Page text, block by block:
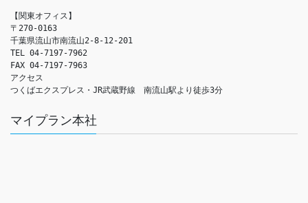
【関東オフィス】
〒270-0163
千葉県流山市南流山2-8-12-201
TEL 04-7197-7962
FAX 04-7197-7963
アクセス
つくばエクスプレス・JR武蔵野線　南流山駅より徒歩3分
マイプラン本社